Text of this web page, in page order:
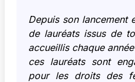
Depuis son lancement
de lauréats issus de
accueillis chaque
ces lauréats sont
pour les droits des